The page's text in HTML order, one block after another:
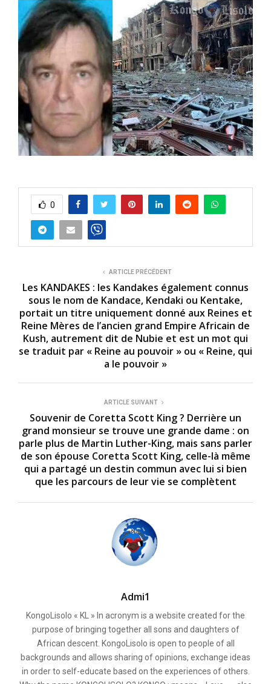
0
ARTICLE PRÉCÉDENT
Les KANDAKES : les Kandakes également connus
sous le nom de Kandace, Kendaki ou Kentake,
portait un titre uniquement donné aux Reines et
Reine Mères de l’ancien grand Empire Africain de
Kush, autrement dit de Nubie et est un mot qui
se traduit par « Reine au pouvoir » ou « Reine, qui
a le pouvoir »
ARTICLE SUIVANT
Souvenir de Coretta Scott King ? Derrière un
grand monsieur se trouve une grande dame : on
parle plus de Martin Luther-King, mais sans parler
de son épouse Coretta Scott King, celle-là même
qui a partagé un destin commun avec lui si bien
que les parcours de leur vie se complètent
Admi1
KongoLisolo « KL » In acronym is a website created for the
purpose of bringing together all sons and daughters of
African descent. KongoLisolo is open to people of all
backgrounds and allows sharing of opinions, exchange ideas
in order to self-educate based on the experiences of others.